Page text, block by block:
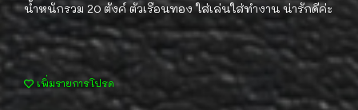
น้ำหนักรวม 20 ตังค์ ตัวเรือนทอง ใส่เล่นใส่ทำงาน น่ารักดีค่ะ
เพิ่มรายการโปรด